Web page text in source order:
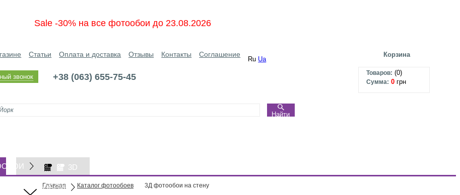
Sale -30% на все фотообои до 23.08.2026
Статьи Оплата и доставка Отзывы Контакты Соглашение
Ru Ua
звонок +38 (063) 655-75-45
Найти
Корзина
Товаров: (0)
Сумма: 0 грн
3D
ОБОИ
Главная Каталог фотообоев 3Д фотообои на стену